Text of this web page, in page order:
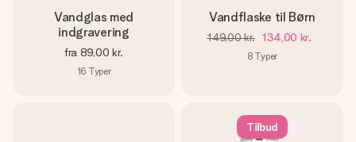
Vandglas med
indgravering
fra 89,00 kr.
16 Typer
Vandflaske til Børn
149,00 kr. 134,00 kr.
8 Typer
Tilbud